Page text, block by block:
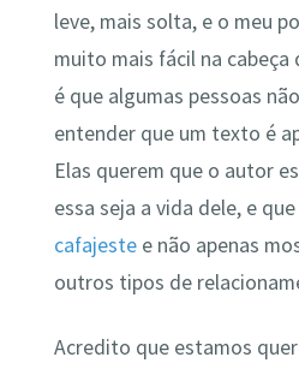
leve, mais solta, e o meu
muito mais fácil na cabeça
é que algumas pessoas
entender que um texto é
Elas querem que o autor
essa seja a vida dele, e
cafajestee não apenas
outros tipos de
Acredito que estamos